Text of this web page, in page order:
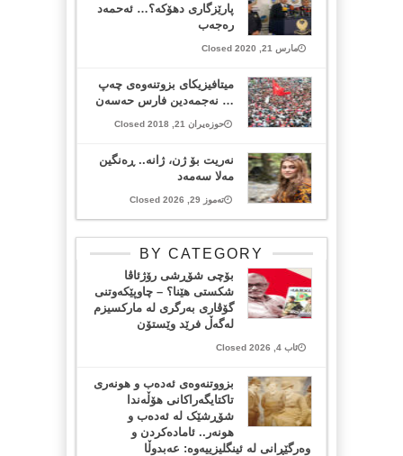
پارێزگاری دهۆكه‌؟… ئه‌حمه‌د
ره‌جه‌ب
مارس 21, 2020 Closed
میتافیزیکای بزوتنەوەی چەپ
… نەجمەدین فارس حەسەن
حوزەیران 21, 2018 Closed
نەریت بۆ ژن، ژانە.. ڕەنگین
مەلا سەمەد
تەموز 29, 2026 Closed
BY CATEGORY
بۆچی شۆڕشی رۆژئاڤا
شکستی هێنا؟ – چاوپێکەوتنی
گۆڤاری بەرگری لە مارکسیزم
لەگەڵ فرێد وێستۆن
ئاب 4, 2026 Closed
بزووتنەوەی ئەدەب و هونەری
تاکتایگەراکانی هۆڵەندا
شۆڕشێک لە ئەدەب و
هونەر.. ئامادەکردن و
وەرگێڕانی لە ئینگلیزییەوە: عەبدوڵا